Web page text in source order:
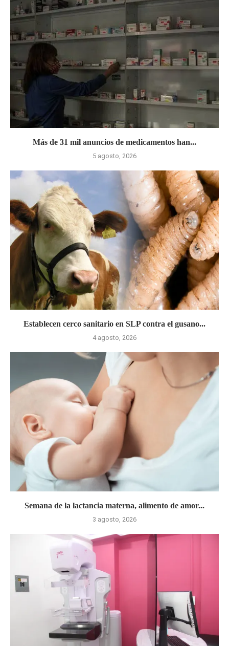
Más de 31 mil anuncios de medicamentos han...
5 agosto, 2026
Establecen cerco sanitario en SLP contra el gusano...
4 agosto, 2026
Semana de la lactancia materna, alimento de amor...
3 agosto, 2026